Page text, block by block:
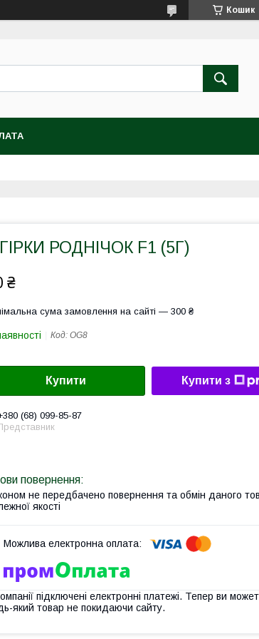
Кошик
РОДНІЧОК F1 (5Г)
₴
сума замовлення на сайті — 300 ₴
Код: OG8
Купити Купити з
(68) 099-85-87
не передбачено повернення та обмін даного
якості
підключені електронні платежі. Тепер ви
який товар не покидаючи сайту.